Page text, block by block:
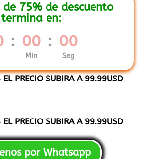
75% de descuento
termina en:
: 00
Min
: 00
Seg
EL PRECIO SUBIRA A 99.99USD
EL PRECIO SUBIRA A 99.99USD
por Whatsapp